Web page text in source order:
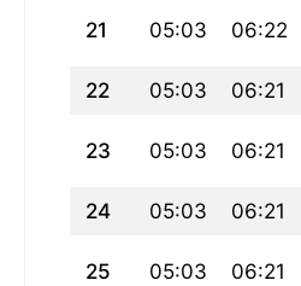
21 05:03 06:22
22 05:03 06:21
23 05:03 06:21
24 05:03 06:21
25 05:03 06:21